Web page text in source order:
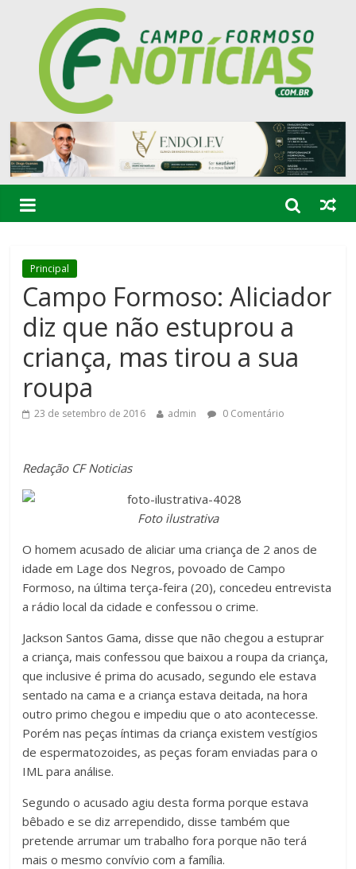
Principal
Campo Formoso: Aliciador
diz que não estuprou a
criança, mas tirou a sua
roupa
23 de setembro de 2016 admin 0 Comentário
Redação CF Noticias
Foto ilustrativa
O homem acusado de aliciar uma criança de 2 anos de
idade em Lage dos Negros, povoado de Campo
Formoso, na última terça-feira (20), concedeu entrevista
a rádio local da cidade e confessou o crime.
Jackson Santos Gama, disse que não chegou a estuprar
a criança, mais confessou que baixou a roupa da criança,
que inclusive é prima do acusado, segundo ele estava
sentado na cama e a criança estava deitada, na hora
outro primo chegou e impediu que o ato acontecesse.
Porém nas peças íntimas da criança existem vestígios
de espermatozoides, as peças foram enviadas para o
IML para análise.
Segundo o acusado agiu desta forma porque estava
bêbado e se diz arrependido, disse também que
pretende arrumar um trabalho fora porque não terá
mais o mesmo convívio com a família.